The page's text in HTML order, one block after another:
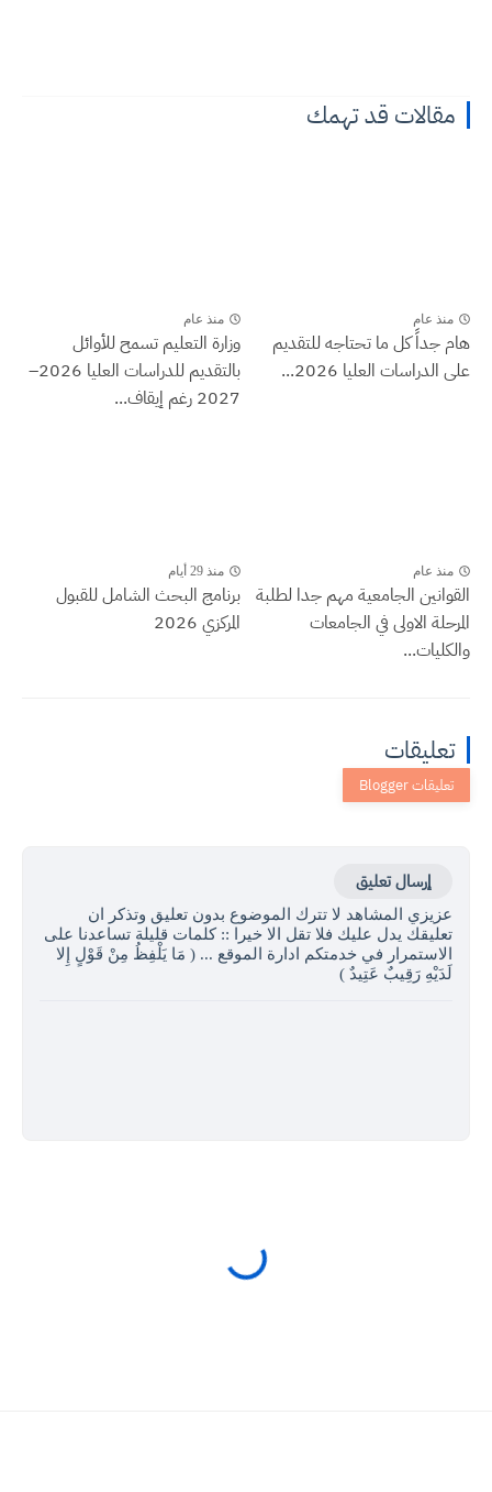
مقالات قد تهمك
منذ عام
هام جداً كل ما تحتاجه للتقديم
على الدراسات العليا 2026...
منذ عام
وزارة التعليم تسمح للأوائل
بالتقديم للدراسات العليا 2026–
2027 رغم إيقاف...
منذ عام
القوانين الجامعية مهم جدا لطلبة
المرحلة الاولى في الجامعات
والكليات...
منذ 29 أيام
برنامج البحث الشامل للقبول
المركزي 2026
تعليقات
إرسال تعليق
عزيزي المشاهد لا تترك الموضوع بدون تعليق وتذكر ان
تعليقك يدل عليك فلا تقل الا خيرا :: كلمات قليلة تساعدنا على
الاستمرار في خدمتكم ادارة الموقع ... ( مَا يَلْفِظُ مِنْ قَوْلٍ إِلا
لَدَيْهِ رَقِيبٌ عَتِيدٌ )